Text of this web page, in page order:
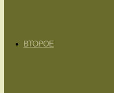
ВТОРОЕ